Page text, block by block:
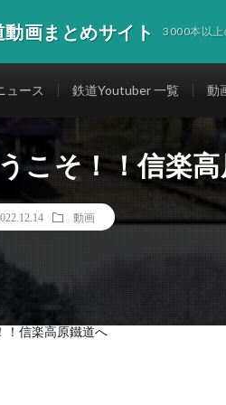
動画まとめサイト 3000本以上
ュース 鉄道Youtuber 一覧 動
こそ！！信楽
動画
！信楽高原鐵道へ